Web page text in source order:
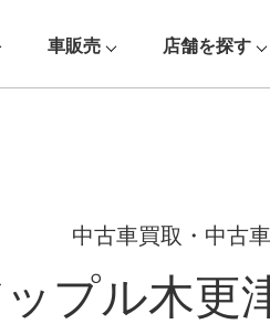
車販売 店舗を探す
中古車買取・中古
プル木更